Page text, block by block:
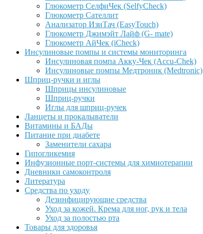
Глюкометр СелфиЧек (SelfyCheck)
Глюкометр Сателлит
Анализатор ИзиТач (EasyTouch)
Глюкометр Джимэйт Лайф (G- mate)
Глюкометр АйЧек (iCheck)
Инсулиновые помпы и системы мониторинга
Инсулиновая помпа Акку-Чек (Accu-Chek)
Инсулиновые помпы Медтроник (Medtronic)
Шприц-ручки и иглы
Шприцы инсулиновые
Шприц-ручки
Иглы для шприц-ручек
Ланцеты и прокалыватели
Витамины и БАДы
Питание при диабете
Заменители сахара
Гипогликемия
Инфузионные порт-системы для химиотерапии
Дневники самоконтроля
Литература
Средства по уходу
Дезинфицирующие средства
Уход за кожей. Крема для ног, рук и тела
Уход за полостью рта
Товары для здоровья